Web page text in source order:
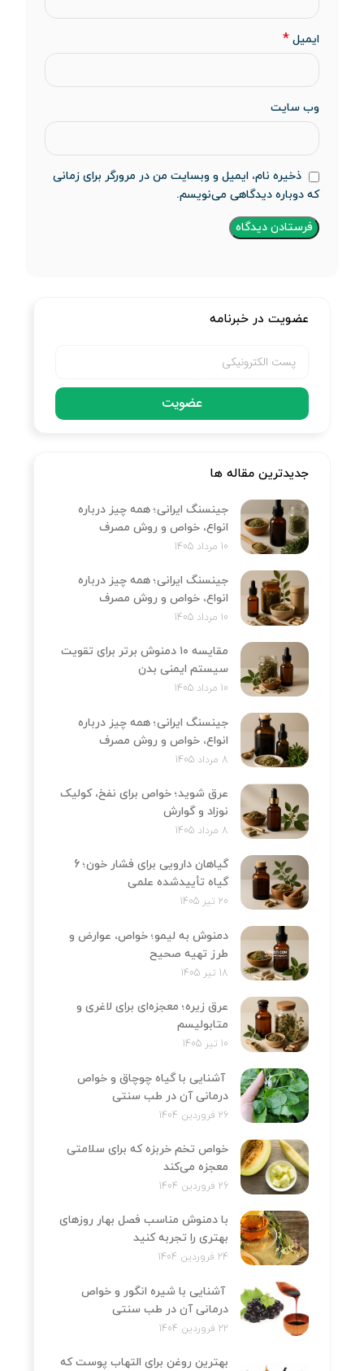
ایمیل *
وب‌ سایت
ذخیره نام، ایمیل و وبسایت من در مرورگر برای زمانی
که دوباره دیدگاهی می‌نویسم.
عضویت در خبرنامه
عضویت
جدیدترین مقاله ها
جینسنگ ایرانی؛ همه چیز درباره
انواع، خواص و روش مصرف
10 مرداد 1405
جینسنگ ایرانی؛ همه چیز درباره
انواع، خواص و روش مصرف
10 مرداد 1405
مقایسه ۱۰ دمنوش برتر برای تقویت
سیستم ایمنی بدن
10 مرداد 1405
جینسنگ ایرانی؛ همه چیز درباره
انواع، خواص و روش مصرف
8 مرداد 1405
عرق شوید؛ خواص برای نفخ، کولیک
نوزاد و گوارش
8 مرداد 1405
گیاهان دارویی برای فشار خون؛ 6
گیاه تأییدشده علمی
20 تیر 1405
دمنوش به لیمو؛ خواص، عوارض و
طرز تهیه صحیح
18 تیر 1405
عرق زیره؛ معجزه‌ای برای لاغری و
متابولیسم
10 تیر 1405
آشنایی با گیاه چوچاق و خواص
درمانی آن در طب سنتی
26 فروردین 1404
خواص تخم خربزه که برای سلامتی
معجزه می‌کند
26 فروردین 1404
با دمنوش مناسب فصل بهار روزهای
بهتری را تجربه کنید
24 فروردین 1404
آشنایی با شیره انگور و خواص
درمانی آن در طب سنتی
22 فروردین 1404
بهترین روغن برای التهاب پوست که